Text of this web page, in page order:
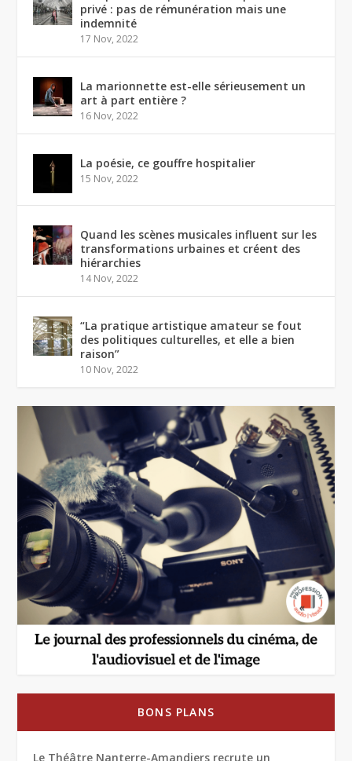
privé : pas de rémunération mais une
indemnité
17 Nov, 2022
La marionnette est-elle sérieusement un
art à part entière ?
16 Nov, 2022
La poésie, ce gouffre hospitalier
15 Nov, 2022
Quand les scènes musicales influent sur les
transformations urbaines et créent des
hiérarchies
14 Nov, 2022
“La pratique artistique amateur se fout
des politiques culturelles, et elle a bien
raison”
10 Nov, 2022
BONS PLANS
Le Théâtre Nanterre-Amandiers recrute un